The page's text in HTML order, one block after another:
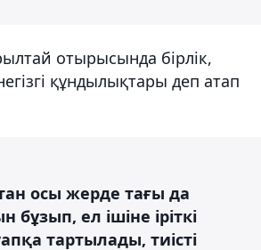
отырысында бірлік,
құндылықтары деп атап
осы жерде тағы да
ел ішіне іріткі
тартылады, тиісті